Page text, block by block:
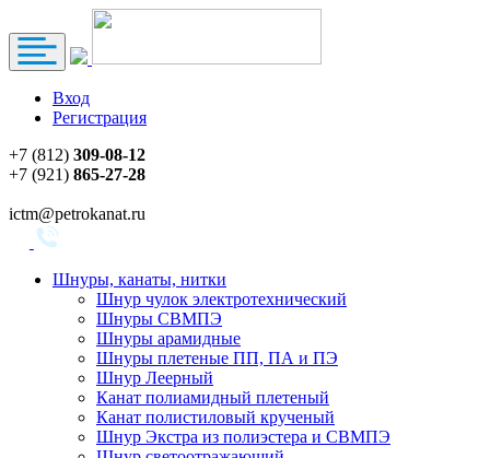
Вход
Регистрация
+7 (812) 309-08-12
+7 (921) 865-27-28
ictm@petrokanat.ru
Шнуры, канаты, нитки
Шнур чулок электротехнический
Шнуры СВМПЭ
Шнуры арамидные
Шнуры плетеные ПП, ПА и ПЭ
Шнур Леерный
Канат полиамидный плетеный
Канат полистиловый крученый
Шнур Экстра из полиэстера и СВМПЭ